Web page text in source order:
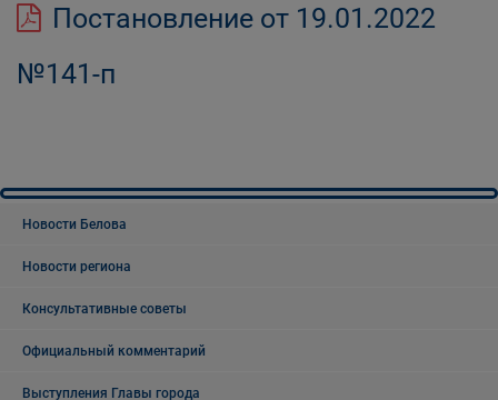
Постановление от 19.01.2022
№141-п
Новости Белова
Новости региона
Консультативные советы
Официальный комментарий
Выступления Главы города